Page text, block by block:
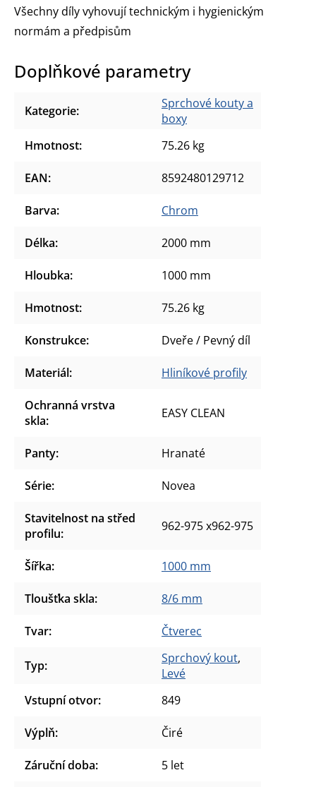
Všechny díly vyhovují technickým i hygienickým
normám a předpisům
Doplňkové parametry
Kategorie:
Sprchové kouty a
boxy
Hmotnost: 75.26 kg
EAN: 8592480129712
Barva: Chrom
Délka: 2000 mm
Hloubka: 1000 mm
Hmotnost: 75.26 kg
Konstrukce: Dveře / Pevný díl
Materiál: Hliníkové profily
Ochranná vrstva
skla: EASY CLEAN
Panty: Hranaté
Série: Novea
Stavitelnost na střed
profilu: 962-975 x962-975
Šířka: 1000 mm
Tloušťka skla: 8/6 mm
Tvar: Čtverec
Typ: Sprchový kout,
Levé
Vstupní otvor: 849
Výplň: Čiré
Záruční doba: 5 let